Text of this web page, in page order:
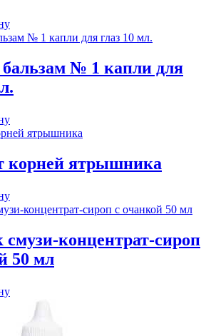
№ 1 капли для
корней ятрышника
смузи-концентрат-сироп
50 мл